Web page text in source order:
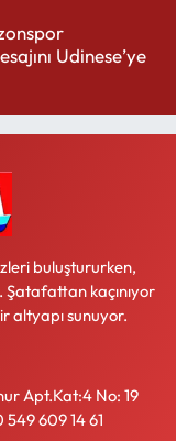
Udinese’ye
buluştururken,
kaçınıyor
altyapı sunuyor.
Apt.Kat:4 No: 19
609 14 61